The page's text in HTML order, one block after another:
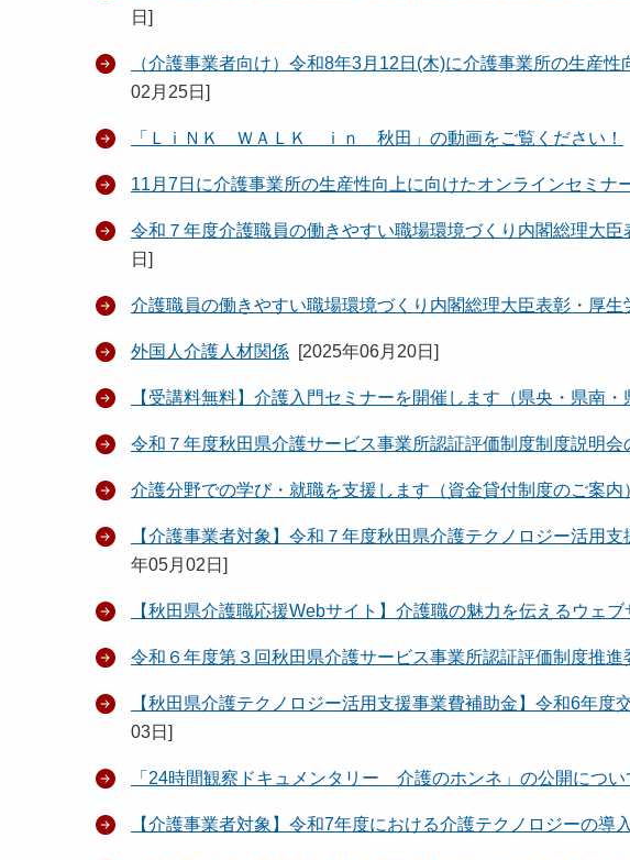
日 ]
（介護事業者向け）令和8年3月12日(木)に介護事業所の生産
02月25日 ]
「ＬｉＮＫ ＷＡＬＫ ｉｎ 秋田」の動画をご覧ください！
11月7日に介護事業所の生産性向上に向けたオンラインセミナ
令和７年度介護職員の働きやすい職場環境づくり内閣総理大
日 ]
介護職員の働きやすい職場環境づくり内閣総理大臣表彰・厚
外国人介護人材関係 [2025年06月20日 ]
【受講料無料】介護入門セミナーを開催します（県央・県南・
令和７年度秋田県介護サービス事業所認証評価制度制度説明会
介護分野での学び・就職を支援します（資金貸付制度のご案内
【介護事業者対象】令和７年度秋田県介護テクノロジー活用
年05月02日 ]
【秋田県介護職応援Webサイト】介護職の魅力を伝えるウェブ
令和６年度第３回秋田県介護サービス事業所認証評価制度推進
【秋田県介護テクノロジー活用支援事業費補助金】令和6年
03日 ]
「24時間観察ドキュメンタリー 介護のホンネ」の公開につい
【介護事業者対象】令和7年度における介護テクノロジーの導